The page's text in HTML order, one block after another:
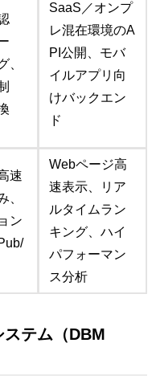
、
SaaS／オンプ
レ混在環境のA
PI公開、モバ
イルアプリ向
けバックエン
ド
速
、
ン
Webページ高
速表示、リア
ルタイムラン
キング、ハイ
パフォーマン
ス分析
テム（DBM